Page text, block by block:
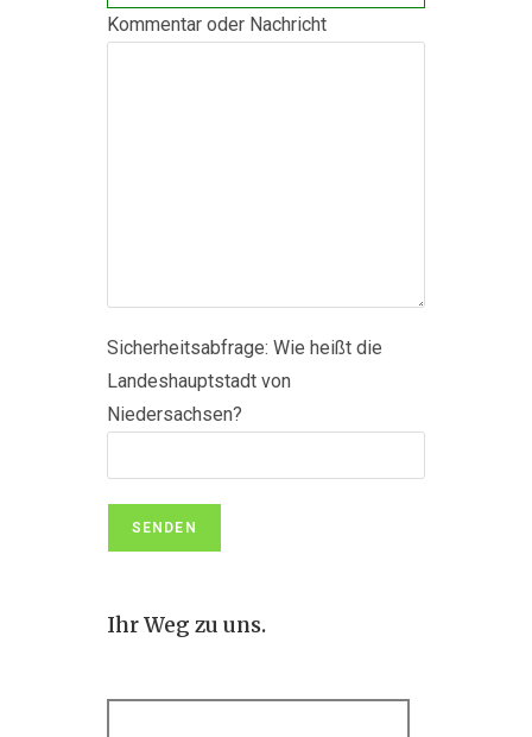
Kommentar oder Nachricht
Sicherheitsabfrage: Wie heißt die
Landeshauptstadt von
Niedersachsen?
Ihr Weg zu uns.